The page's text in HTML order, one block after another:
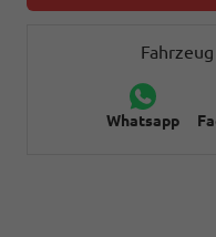
Whatsapp